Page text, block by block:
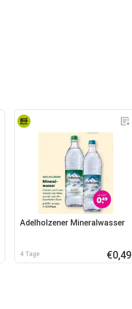
Adelholzener Mineralwasser
4 Tage €0,49